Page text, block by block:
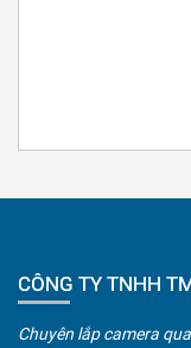
CÔNG TY TNHH
Chuyên lắp camera